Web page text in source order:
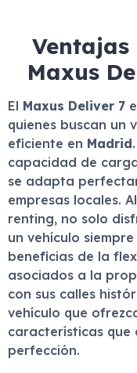
Maxus
El Maxus Deliver 7
quienes buscan un
eficiente en Madrid
capacidad de
se adapta
empresas locales.
renting, no solo
un vehículo
beneficias de la
asociados a la
con sus calles
vehículo que
características que
perfección.